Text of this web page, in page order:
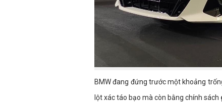
BMW đang đứng trước một khoảng
lột xác táo bạo mà còn bằng chính sách